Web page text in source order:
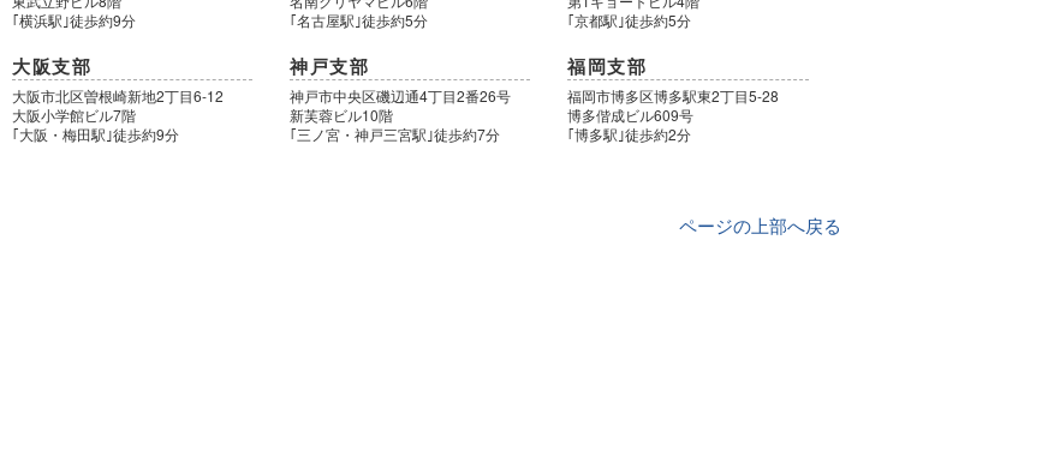
｢横浜駅｣徒歩約9分
｢名古屋駅｣徒歩約5分
｢京都駅｣徒歩約5分
大阪支部
大阪市北区曽根崎新地2丁目6-12
大阪小学館ビル7階
｢大阪・梅田駅｣徒歩約9分
神戸支部
神戸市中央区磯辺通4丁目2番26号
新芙蓉ビル10階
｢三ノ宮・神戸三宮駅｣徒歩約7分
福岡支部
福岡市博多区博多駅東2丁目5-28
博多偕成ビル609号
｢博多駅｣徒歩約2分
ページの上部へ戻る